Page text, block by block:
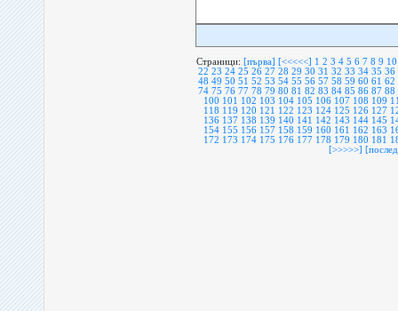
Страници: [първа] [<<<<<] 1 2 3 4 5 6 7 8 9 10
22 23 24 25 26 27 28 29 30 31 32 33 34 35 36
48 49 50 51 52 53 54 55 56 57 58 59 60 61 62
74 75 76 77 78 79 80 81 82 83 84 85 86 87 88
100 101 102 103 104 105 106 107 108 109
118 119 120 121 122 123 124 125 126 127
136 137 138 139 140 141 142 143 144 145
154 155 156 157 158 159 160 161 162 163
172 173 174 175 176 177 178 179 180 181
[>>>>>]